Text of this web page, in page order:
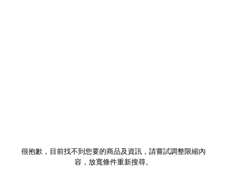
很抱歉，目前找不到您要的商品及資訊，請嘗試調整限縮內
容，放寬條件重新搜尋。